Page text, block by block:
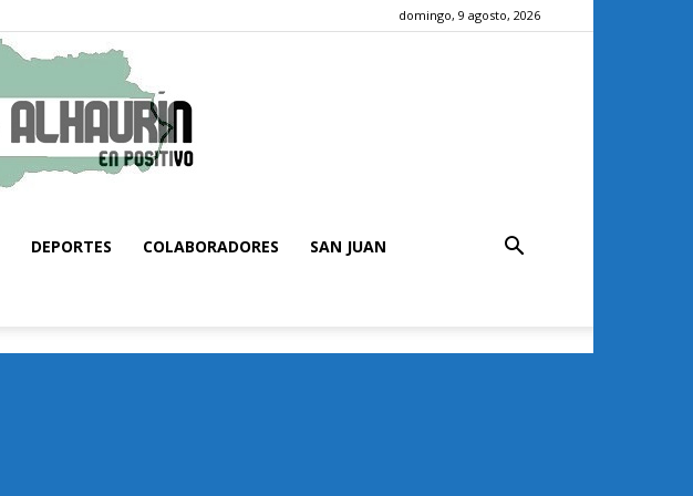
domingo, 9 agosto, 2026
DEPORTES COLABORADORES SAN JUAN